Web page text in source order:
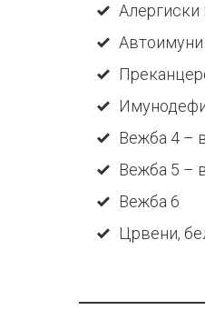
Алергиски
Вежба 4 –
Вежба 5 –
Вежба 6
Црвени,